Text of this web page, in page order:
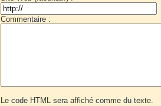
Commentaire :
Le code HTML sera affiché comme du texte.